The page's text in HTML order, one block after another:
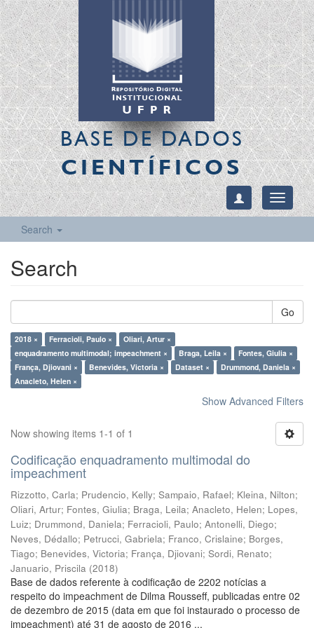
BASE DE DADOS
CIENTÍFICOS
Toggle
Search
Search
Go
2018 × Ferracioli, Paulo ×
Oliari, Artur ×
enquadramento multimodal; impeachment ×
Braga, Leila ×
Fontes, Giulia ×
França, Djiovani ×
Benevides, Victoria × Dataset ×
Drummond, Daniela ×
Anacleto, Helen ×
Show Advanced Filters
Now showing items 1-1 of 1
Codificação enquadramento multimodal do
impeachment
Rizzotto, Carla; Prudencio, Kelly; Sampaio, Rafael; Kleina, Nilton;
Oliari, Artur; Fontes, Giulia; Braga, Leila; Anacleto, Helen; Lopes,
Luiz; Drummond, Daniela; Ferracioli, Paulo; Antonelli, Diego;
Neves, Dédallo; Petrucci, Gabriela; Franco, Crislaine; Borges,
Tiago; Benevides, Victoria; França, Djiovani; Sordi, Renato;
Januario, Priscila (2018)
Base de dados referente à codificação de 2202 notícias a
respeito do impeachment de Dilma Rousseff, publicadas entre 02
de dezembro de 2015 (data em que foi instaurado o processo de
impeachment) até 31 de agosto de 2016 ...